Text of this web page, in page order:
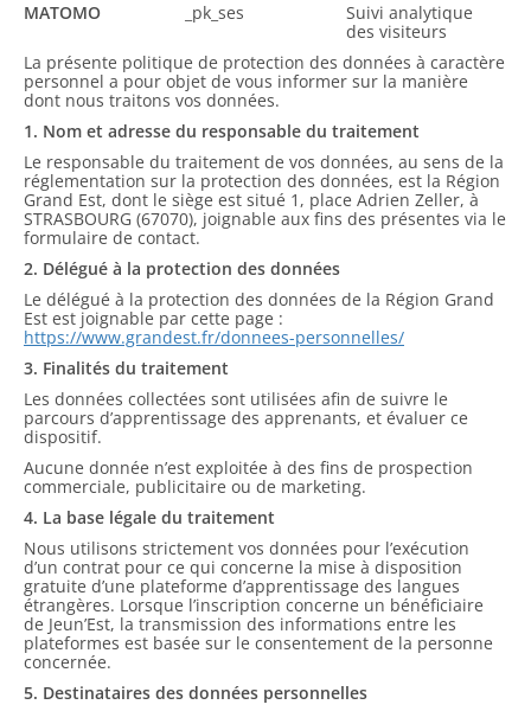
MATOMO
_pk_ses
Suivi analytique
des visiteurs
La présente politique de protection des données à caractère
personnel a pour objet de vous informer sur la manière
dont nous traitons vos données.
1. Nom et adresse du responsable du traitement
Le responsable du traitement de vos données, au sens de la
réglementation sur la protection des données, est la Région
Grand Est, dont le siège est situé 1, place Adrien Zeller, à
STRASBOURG (67070), joignable aux fins des présentes via le
formulaire de contact.
2. Délégué à la protection des données
Le délégué à la protection des données de la Région Grand
Est est joignable par cette page :
https://www.grandest.fr/donnees-personnelles/
3. Finalités du traitement
Les données collectées sont utilisées afin de suivre le
parcours d’apprentissage des apprenants, et évaluer ce
dispositif.
Aucune donnée n’est exploitée à des fins de prospection
commerciale, publicitaire ou de marketing.
4. La base légale du traitement
Nous utilisons strictement vos données pour l’exécution
d’un contrat pour ce qui concerne la mise à disposition
gratuite d’une plateforme d’apprentissage des langues
étrangères. Lorsque l’inscription concerne un bénéficiaire
de Jeun’Est, la transmission des informations entre les
plateformes est basée sur le consentement de la personne
concernée.
5. Destinataires des données personnelles